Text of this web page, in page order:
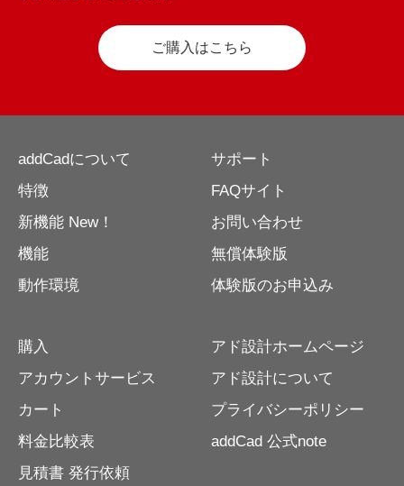
ご購入はこちら
addCadについて
特徴
新機能 New！
機能
動作環境
サポート
FAQサイト
お問い合わせ
無償体験版
体験版のお申込み
購入
アカウントサービス
カート
料金比較表
見積書 発行依頼
アド設計ホームページ
アド設計について
プライバシーポリシー
addCad 公式note